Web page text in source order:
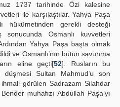
1737 tarihinde Özi kalesine
ile karşılaştılar. Yahya Paşa
hükümetinden gerekli desteği
sonucunda Osmanlı kuvvetleri
Yahya Paşa başta olmak
ve Osmanlı’nın bütün savunma
eline geçti[52]. Rusların bu
Sultan Mahmud’u son
görülen Sadrazam Silahdar
muhafızı Abdullah Paşa’yı